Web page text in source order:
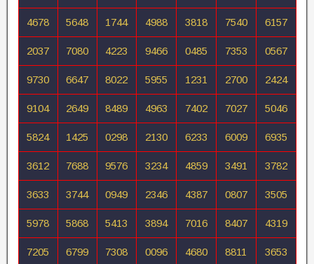
4678 5648 1744 4988 3818 7540 6157
2037 7080 4223 9466 0485 7353 0567
9730 6647 8022 5955 1231 2700 2424
9104 2649 8489 4963 7402 7027 5046
5824 1425 0298 2130 6233 6009 6935
3612 7688 9576 3234 4859 3491 3782
3633 3744 0949 2346 4387 0807 3505
5978 5868 5413 3894 7016 8407 4319
7205 6799 7308 0096 4680 8811 3653